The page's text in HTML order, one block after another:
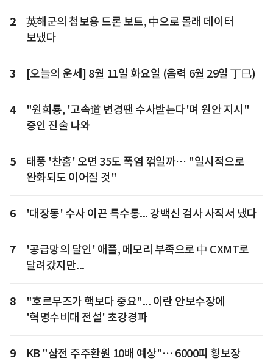
2
英해군의 첩보용 드론 보트, 中으로 몰래 데이터
보냈다
3 [오늘의 운세] 8월 11일 화요일 (음력 6월 29일 丁巳)
4
"원희룡, '고속道 변경땐 수사받는다'며 원안 지시"
증인 진술 나와
5
태풍 '찬홈' 오면 35도 폭염 꺾일까… "일시적으로
완화되도 이어질 것"
6 '대장동' 수사 이끈 특수통... 강백신 검사 사직서 냈다
7
'공급망의 달인' 애플, 메모리 부족으로 中 CXMT로
달려갔지만...
8
"호르무즈가 핵보다 중요"... 이란 안보수장에
'혁명수비대 전설' 초강경파
9
KB "삼전 주주환원 10배 예상"… 6000피 횡보장